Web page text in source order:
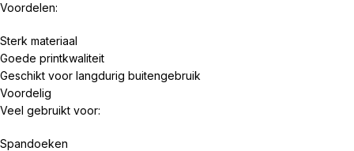
Voordelen:
Sterk materiaal
Goede printkwaliteit
Geschikt voor langdurig buitengebruik
Voordelig
Veel gebruikt voor:
Spandoeken